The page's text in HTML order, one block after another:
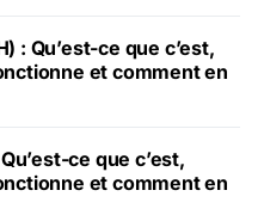
: Qu’est-ce que c’est,
et comment en
ce que c’est,
et comment en